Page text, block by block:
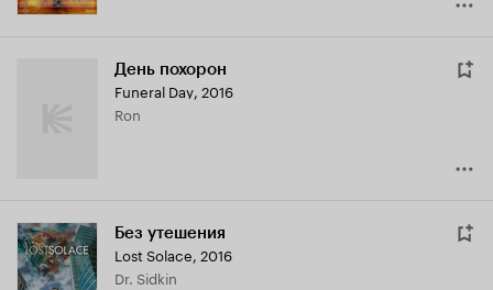
День похорон
Funeral Day, 2016
Ron
Без утешения
Lost Solace, 2016
Dr. Sidkin